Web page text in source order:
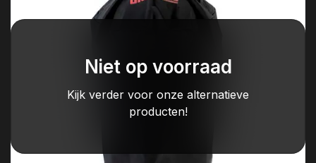
Niet op voorraad
Kijk verder voor onze alternatieve
producten!